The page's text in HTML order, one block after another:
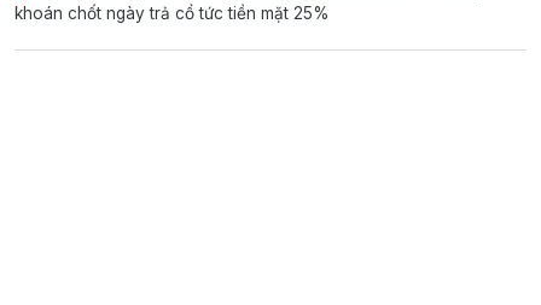
khoán chốt ngày trả cổ tức tiền mặt 25%